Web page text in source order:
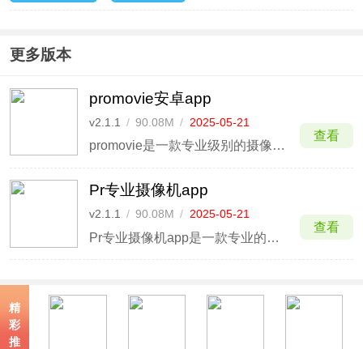
更多版本
promovie安卓app
v2.1.1 / 90.08M / 2025-05-21
promovie是一款专业级别的摄像机软件，又叫Pr专业摄像机。软件不仅支持高达4K分辨率的视频录制，还支持外部麦克风和灯光设备的连接，并提供手动控制曝光、快门、感光度、对焦和白平衡等功能，进一步扩展了用户的创意空间。
查看
Pr专业摄像机app
v2.1.1 / 90.08M / 2025-05-21
Pr专业摄像机app是一款专业的拍摄软件。相比原相机，它的功能更加丰富，无论是人物还是风景在镜头里都是非常清晰的，还可以手动设置录制视频时的曝光、对焦、帧率，感光度等参数，让你可以拍出一张张专业级的照片。
查看
精
彩
推